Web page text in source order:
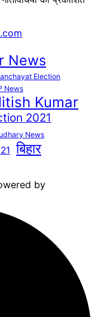
News
Election
News
Kumar
2021
News
बिहार
by